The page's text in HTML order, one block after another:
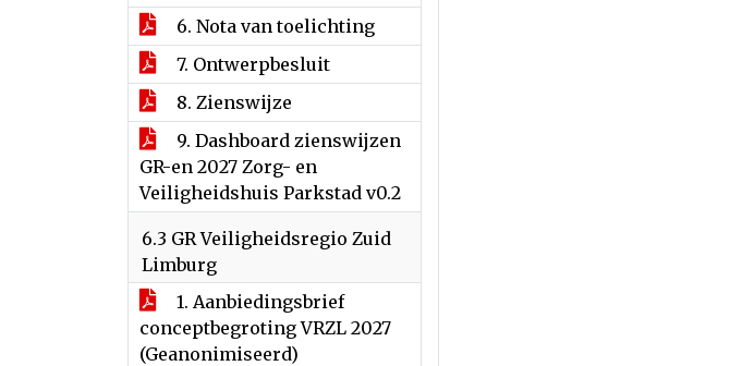
6. Nota van toelichting
7. Ontwerpbesluit
8. Zienswijze
9. Dashboard zienswijzen
GR-en 2027 Zorg- en
Veiligheidshuis Parkstad v0.2
6.3 GR Veiligheidsregio Zuid
Limburg
1. Aanbiedingsbrief
conceptbegroting VRZL 2027
(Geanonimiseerd)